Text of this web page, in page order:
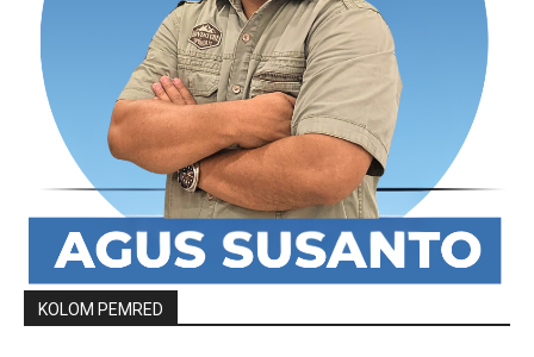
KOLOM PEMRED